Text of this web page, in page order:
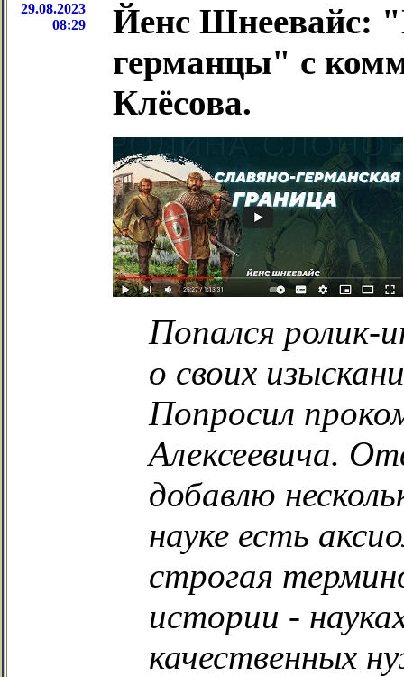
29.08.2023
08:29
Йенс Шнеевайс:
германцы" с
Клёсова.
Попался ролик-
о своих
Попросил
Алексеевича.
добавлю
науке есть
строгая
истории -
качественных